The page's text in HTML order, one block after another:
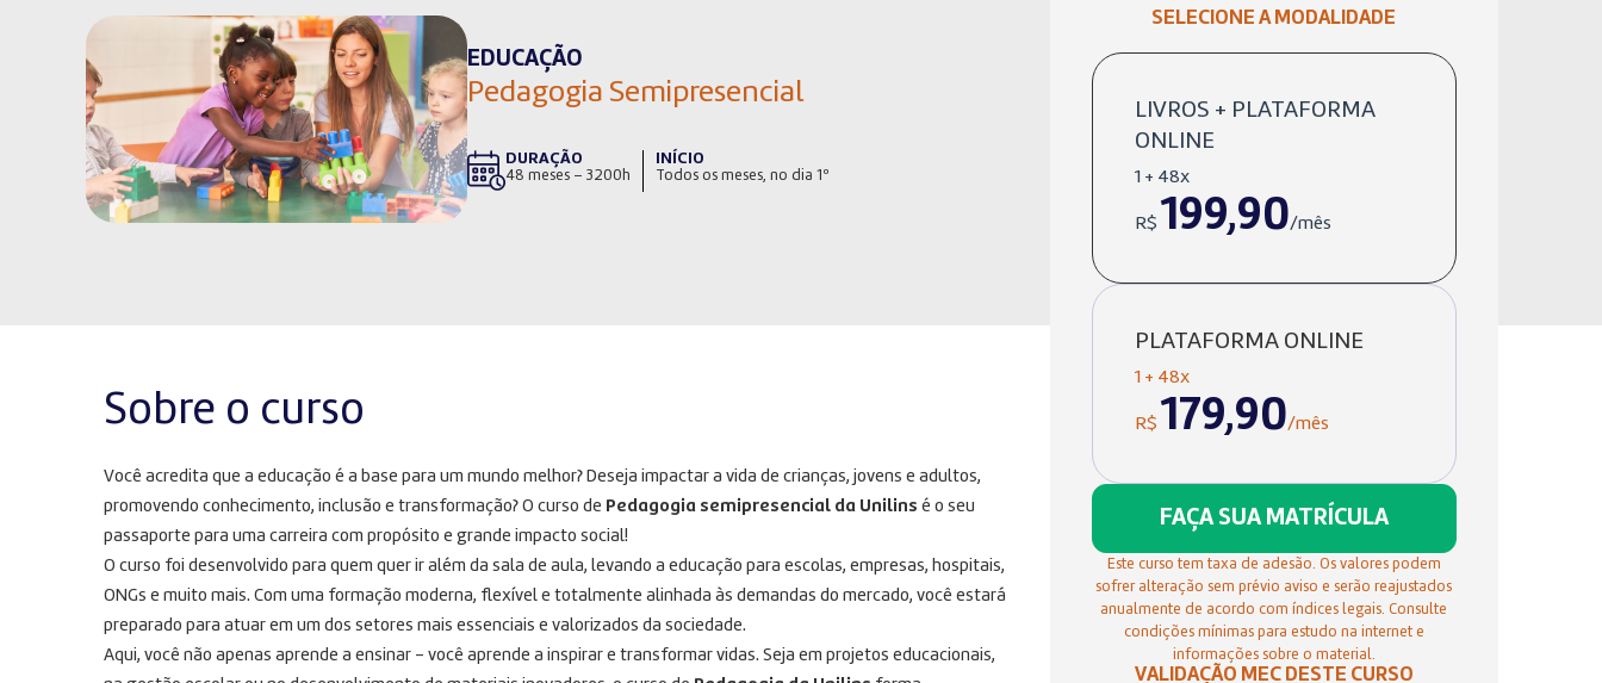
EDUCAÇÃO
Pedagogia Semipresencial
DURAÇÃO
48 meses – 3200h
INÍCIO
Todos os meses, no dia 1º
Sobre o curso
Você acredita que a educação é a base para um mundo melhor? Deseja impactar a vida de crianças, jovens e adultos,
promovendo conhecimento, inclusão e transformação? O curso de Pedagogia semipresencial da Unilins é o seu
passaporte para uma carreira com propósito e grande impacto social!
O curso foi desenvolvido para quem quer ir além da sala de aula, levando a educação para escolas, empresas, hospitais,
ONGs e muito mais. Com uma formação moderna, flexível e totalmente alinhada às demandas do mercado, você estará
preparado para atuar em um dos setores mais essenciais e valorizados da sociedade.
Aqui, você não apenas aprende a ensinar – você aprende a inspirar e transformar vidas. Seja em projetos educacionais,
SELECIONE A MODALIDADE
LIVROS + PLATAFORMA
ONLINE
1 + 48x
R$ 199,90/mês
PLATAFORMA ONLINE
1 + 48x
R$ 179,90/mês
FAÇA SUA MATRÍCULA
Este curso tem taxa de adesão. Os valores podem
sofrer alteração sem prévio aviso e serão reajustados
anualmente de acordo com índices legais. Consulte
condições mínimas para estudo na internet e
informações sobre o material.
VALIDAÇÃO MEC DESTE CURSO